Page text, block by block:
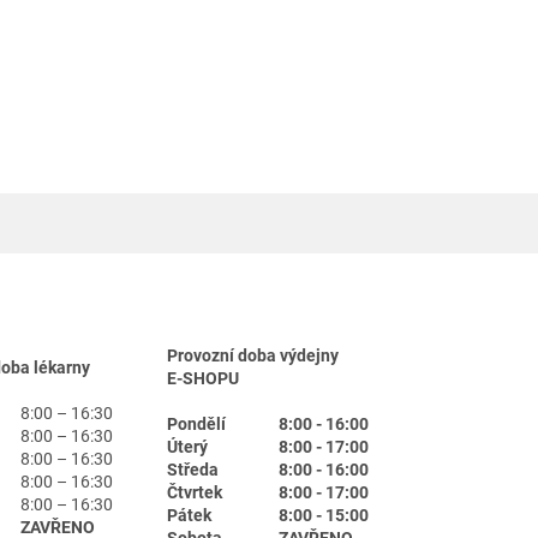
lékarny
8:00 – 16:30
8:00 – 16:30
8:00 – 16:30
8:00 – 16:30
8:00 – 16:30
ZAVŘENO
Provozní doba výdejny
E-SHOPU
Pondělí
8:00 - 16:00
Úterý
8:00 - 17:00
Středa
8:00 - 16:00
Čtvrtek
8:00 - 17:00
Pátek
8:00 - 15:00